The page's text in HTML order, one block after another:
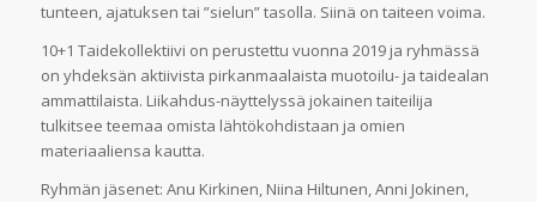
tunteen, ajatuksen tai ”sielun” tasolla. Siinä on taiteen voima.
10+1 Taidekollektiivi on perustettu vuonna 2019 ja ryhmässä
on yhdeksän aktiivista pirkanmaalaista muotoilu- ja taidealan
ammattilaista. Liikahdus-näyttelyssä jokainen taiteilija
tulkitsee teemaa omista lähtökohdistaan ja omien
materiaaliensa kautta.
Ryhmän jäsenet: Anu Kirkinen, Niina Hiltunen, Anni Jokinen,